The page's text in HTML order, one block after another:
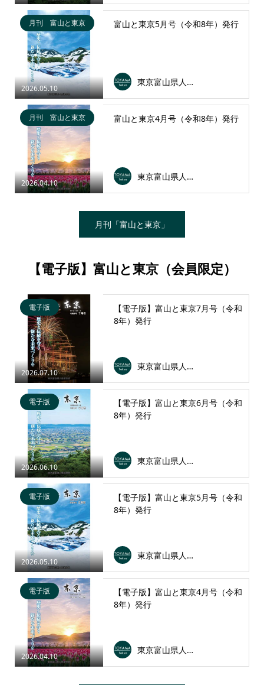
2026.05.10
月刊 富山と東京 富山と東京5月号（令和8年）発行
東京富山県人会連合会
2026.04.10
月刊 富山と東京 富山と東京4月号（令和8年）発行
東京富山県人会連合会
月刊「富山と東京」
【電子版】富山と東京（会員限定）
2026.07.10
電子版
【電子版】富山と東京7月号（令和
8年）発行
東京富山県人会連合会
2026.06.10
電子版
【電子版】富山と東京6月号（令和
8年）発行
東京富山県人会連合会
2026.05.10
電子版
【電子版】富山と東京5月号（令和
8年）発行
東京富山県人会連合会
2026.04.10
電子版
【電子版】富山と東京4月号（令和
8年）発行
東京富山県人会連合会